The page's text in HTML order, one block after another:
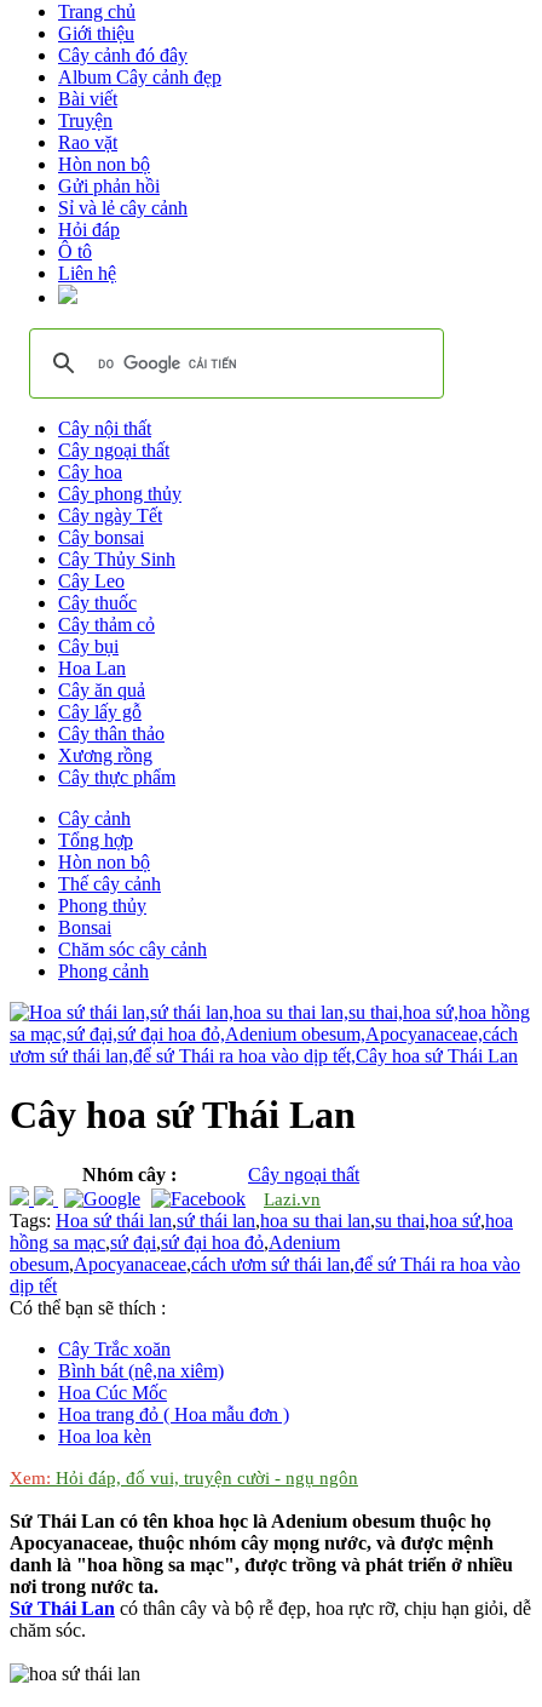
Trang chủ
Giới thiệu
Cây cảnh đó đây
Album Cây cảnh đẹp
Bài viết
Truyện
Rao vặt
Hòn non bộ
Gửi phản hồi
Sỉ và lẻ cây cảnh
Hỏi đáp
Ô tô
Liên hệ
Cây nội thất
Cây ngoại thất
Cây hoa
Cây phong thủy
Cây ngày Tết
Cây bonsai
Cây Thủy Sinh
Cây Leo
Cây thuốc
Cây thảm cỏ
Cây bụi
Hoa Lan
Cây ăn quả
Cây lấy gỗ
Cây thân thảo
Xương rồng
Cây thực phẩm
Cây cảnh
Tổng hợp
Hòn non bộ
Thế cây cảnh
Phong thủy
Bonsai
Chăm sóc cây cảnh
Phong cảnh
Cây hoa sứ Thái Lan
Nhóm cây : Cây ngoại thất
Lazi.vn
Tags: Hoa sứ thái lan,sứ thái lan,hoa su thai lan,su thai,hoa sứ,hoa
hồng sa mạc,sứ đại,sứ đại hoa đỏ,Adenium
obesum,Apocyanaceae,cách ươm sứ thái lan,để sứ Thái ra hoa vào
dịp tết
Có thể bạn sẽ thích :
Cây Trắc xoăn
Bình bát (nê,na xiêm)
Hoa Cúc Mốc
Hoa trang đỏ ( Hoa mẫu đơn )
Hoa loa kèn
Xem: Hỏi đáp, đố vui, truyện cười - ngụ ngôn
Sứ Thái Lan có tên khoa học là Adenium obesum thuộc họ
Apocyanaceae, thuộc nhóm cây mọng nước, và được mệnh
danh là "hoa hồng sa mạc", được trồng và phát triển ở nhiều
nơi trong nước ta.
Sứ Thái Lan có thân cây và bộ rễ đẹp, hoa rực rỡ, chịu hạn giỏi, dễ
chăm sóc.